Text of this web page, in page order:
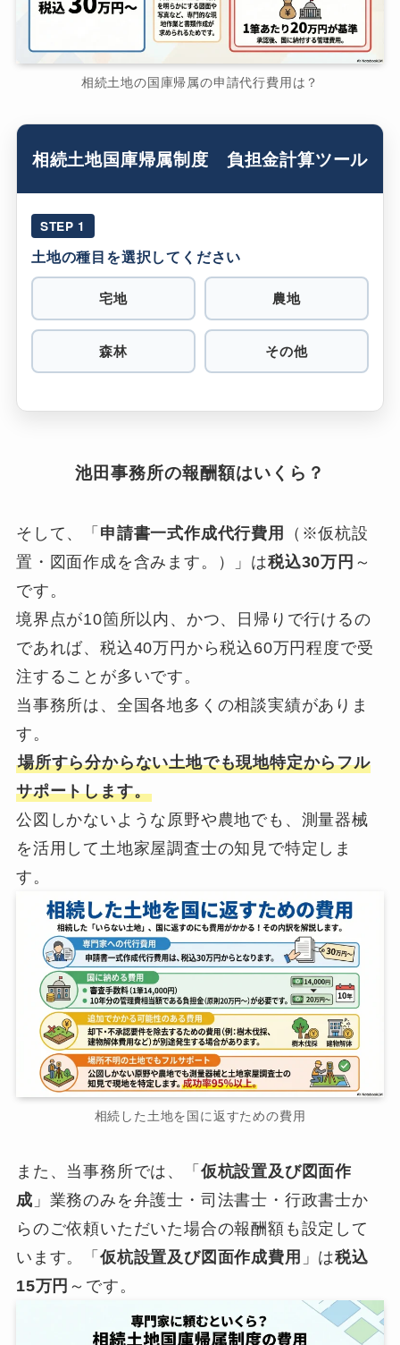
相続土地の国庫帰属の申請代行費用は？
相続土地国庫帰属制度 負担金計算ツール
STEP 1
土地の種目を選択してください
宅地 農地
森林 その他
池田事務所の報酬額はいくら？
そして、「 申請書一式作成代行費用
（※仮杭設
置・図面作成を含みます。）」は税込30万円 ～
です。
境界点が10箇所以内、かつ、日帰りで行けるの
であれば、税込40万円から税込60万円程度で受
注することが多いです。
当事務所は、全国各地多くの相談実績がありま
す。
場所すら分からない土地でも現地特定からフル
サポートします。
公図しかないような原野や農地でも、測量器械
を活用して土地家屋調査士の知見で特定しま
す。
相続した土地を国に返すための費用
また、当事務所では、「 仮杭設置及び図面作
成 」業務のみを弁護士・司法書士・行政書士か
らのご依頼いただいた場合の報酬額も設定して
います。「 仮杭設置及び図面作成費用 」は税込
15万円 ～です。